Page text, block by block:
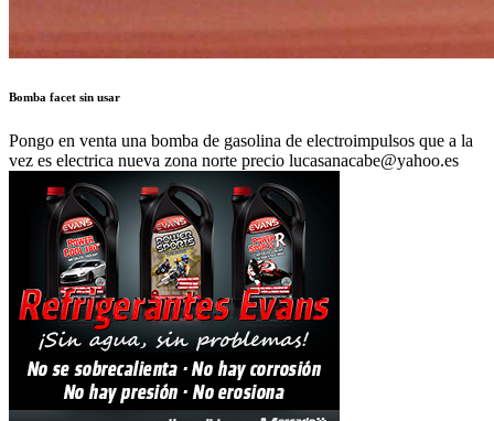
vez es electrica nueva zona norte precio lucasanacabe@yahoo.es